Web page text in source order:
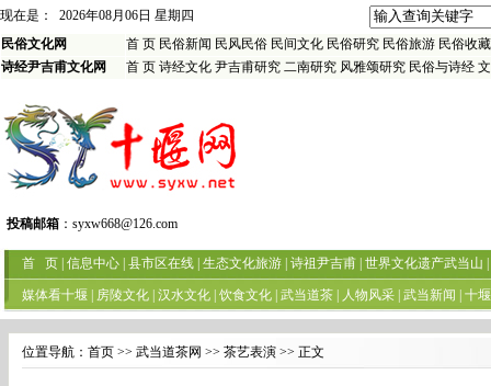
现在是：
2026年08月06日 星期四
民俗文化网
首 页 民俗新闻 民风民俗 民间文化 民俗研究 民俗旅游 民俗收藏
诗经尹吉甫文化网
首 页 诗经文化 尹吉甫研究 二南研究 风雅颂研究 民俗与诗经
投稿邮箱 ： syxw668@126.com
首 页 信息中心 县市区在线 生态文化旅游 诗祖尹吉甫 世界文化遗产武当山
媒体看十堰 房陵文化 汉水文化 饮食文化 武当道茶 人物风采 武当新闻 十
位置导航： 首页 >> 武当道茶网 >> 茶艺表演 >> 正文